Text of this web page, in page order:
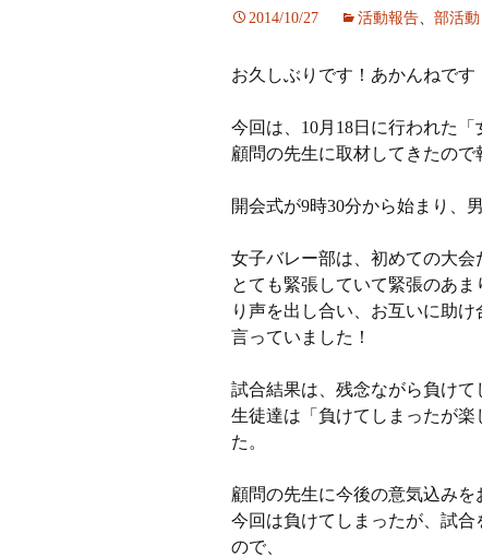
ミツバチプロジェクト
メディア局
1年次の活動
2014/10/27 活動報告、 部活動
お久しぶりです！あかんねです
今回は、10月18日に行われた「
顧問の先生に取材してきたので
開会式が9時30分から始まり、
女子バレー部は、初めての大会
とても緊張していて緊張のあ
り声を出し合い、お互いに助
言っていました！
試合結果は、残念ながら負けて
生徒達は「負けてしまったが
た。
顧問の先生に今後の意気込みを
今回は負けてしまったが、試
ので、